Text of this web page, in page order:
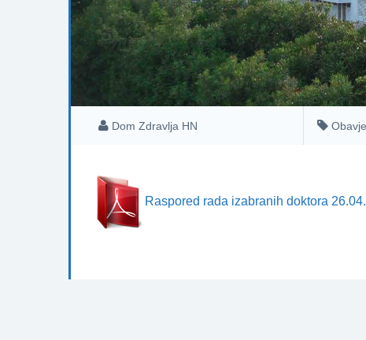
Dom Zdravlja HN
Raspored rada izabranih doktora